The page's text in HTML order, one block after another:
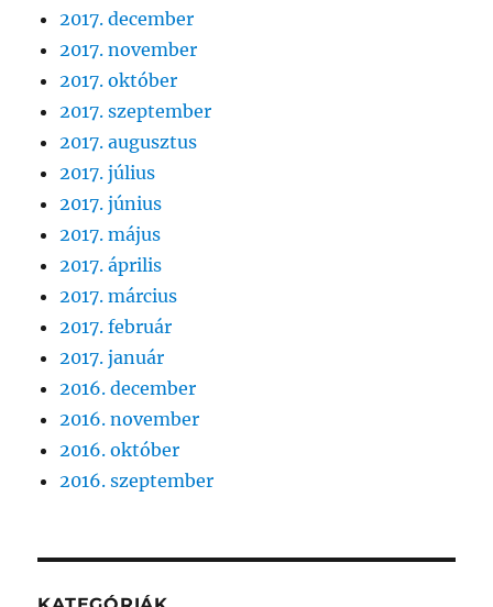
2017. december
2017. november
2017. október
2017. szeptember
2017. augusztus
2017. július
2017. június
2017. május
2017. április
2017. március
2017. február
2017. január
2016. december
2016. november
2016. október
2016. szeptember